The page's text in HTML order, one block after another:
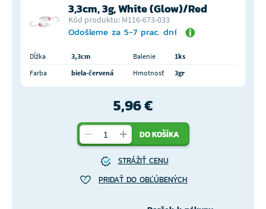
3,3cm, 3g, White (Glow)/Red
Kód produktu: M116-673-033
Odošleme za 5-7 prac. dní
Dĺžka 3,3cm Balenie
1ks
Farba
biela-červená Hmotnosť 3gr
5,96 €
DO KOŠÍKA
STRÁŽIŤ CENU
PRIDAŤ DO OBĽÚBENÝCH